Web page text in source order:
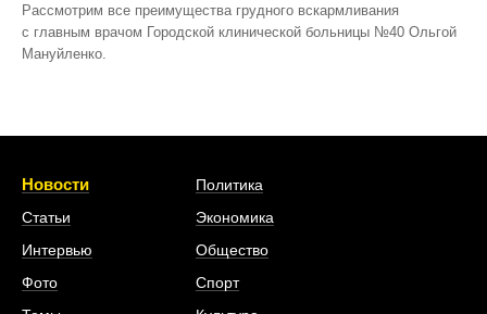
Рассмотрим все преимущества грудного вскармливания
с главным врачом Городской клинической больницы №40 Ольгой
Мануйленко.
Новости
Статьи
Интервью
Фото
Политика
Экономика
Общество
Спорт